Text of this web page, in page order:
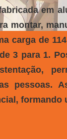
em
montar,
carga de
3 para 1.
pessoas.
formando